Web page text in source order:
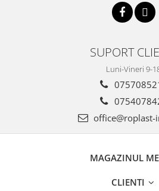
Mufa rapida pt teava PEHD
Fitinguri Compresiune
Pompe pentru testare instalatii
SUPORT
Luni-Vineri 9-
office@roplast-
MAGAZINUL
CLIENTI